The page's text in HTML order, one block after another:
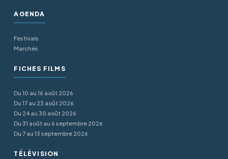
AGENDA
Festivals
Marchés
FICHES FILMS
Du 10 au 16 août 2026
Du 17 au 23 août 2026
Du 24 au 30 août 2026
Du 31 août au 6 septembre 2026
Du 7 au 13 septembre 2026
TÉLÉVISION